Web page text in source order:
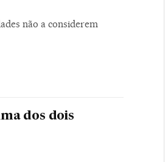
não a considerem
dos dois